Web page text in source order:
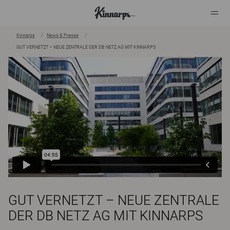
Kinnarps News & Presse
GUT VERNETZT – NEUE ZENTRALE DER DB NETZ AG MIT KINNARPS
GUT VERNETZT – NEUE ZENTRALE
DER DB NETZ AG MIT KINNARPS